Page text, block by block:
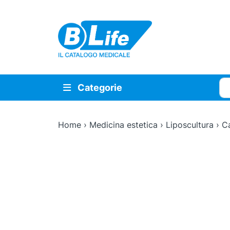
Vai al contenuto principale
Categorie
Home› Medicina estetica › Liposcultura ›